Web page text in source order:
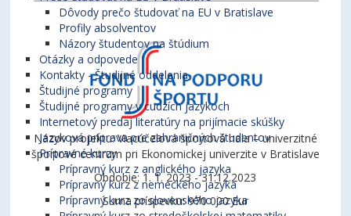
Dôvody prečo študovať na EU v Bratislave
Profily absolventov
Názory študentov na štúdium
Otázky a odpovede
Kontakty - Študijné oddelenia
Študijné programy
Študijné programy v cudzích jazykoch
Internetový predaj literatúry na prijímacie skúšky
Jazyková príprava pre zahraničných študentov
Prípravné kurzy
Prípravný kurz z anglického jazyka
Prípravný kurz z nemeckého jazyka
Prípravný kurz zo slovenského jazyka
Názov projektu: Viacúčelová športová hala – univerzitné
športové centrum pri Ekonomickej univerzite v Bratislave
Obdobie: 1. 1. 2023 - 31.12.2023
Suma príspevku: 970 000 Eur